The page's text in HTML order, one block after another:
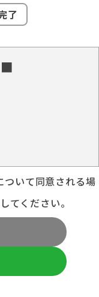
了
■
ついて同意される場
てください。